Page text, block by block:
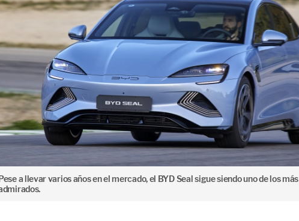
a llevar varios años en el mercado, el BYD Seal sigue siendo uno de los más